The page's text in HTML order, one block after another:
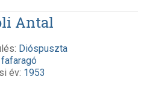
Antal
Dióspuszta
fafaragó
év: 1953